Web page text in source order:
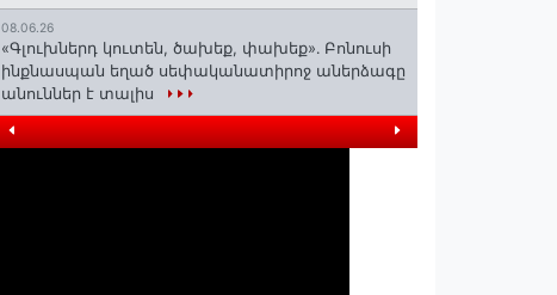
08.06.26
«Գլուխներդ կուտեն, ծախեք, փախեք»․ Բոնուսի
ինքնասպան եղած սեփականատիրոջ աներձագը
անուններ է տալիս